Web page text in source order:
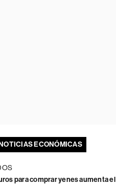
ECONÓMICAS
para comprar yenes aumenta el